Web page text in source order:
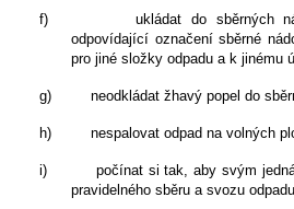
f)
ukládat do sběrných
odpovídající označení sběrné
pro jiné složky odpadu a k jinému
g) neodkládat žhavý popel do
h) nespalovat odpad na volných
i)
počínat si tak, aby svým
pravidelného sběru a svozu